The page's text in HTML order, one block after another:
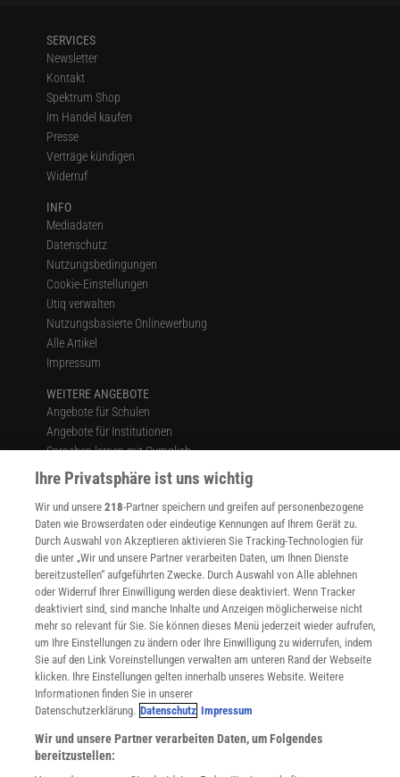
SERVICES
Newsletter
Kontakt
Spektrum Shop
Im Handel kaufen
Presse
Verträge kündigen
Widerruf
INFO
Mediadaten
Datenschutz
Nutzungsbedingungen
Cookie-Einstellungen
Utiq verwalten
Nutzungsbasierte Onlinewerbung
Alle Artikel
Impressum
WEITERE ANGEBOTE
Angebote für Schulen
Angebote für Institutionen
Sprachen lernen mit Gymglish
Lexika
Für Spektrum schreiben
Zugänglichkeitserklärung
WEBSEITEN
KielSCN
Wissenschaft in die Schulen
SciLogs
Uns finden Sie auch hier:
Ihre Privatsphäre ist uns wichtig
Wir und unsere218-Partner speichern und greifen auf personenbezogene
Daten wie Browserdaten oder eindeutige Kennungen auf Ihrem Gerät zu.
Durch Auswahl von Akzeptieren aktivieren Sie Tracking-Technologien für
die unter „Wir und unsere Partner verarbeiten Daten, um Ihnen Dienste
bereitzustellen“ aufgeführten Zwecke. Durch Auswahl von Alle ablehnen
oder Widerruf Ihrer Einwilligung werden diese deaktiviert. Wenn Tracker
deaktiviert sind, sind manche Inhalte und Anzeigen möglicherweise nicht
mehr so relevant für Sie. Sie können dieses Menü jederzeit wieder aufrufen,
um Ihre Einstellungen zu ändern oder Ihre Einwilligung zu widerrufen, indem
Sie auf den Link Voreinstellungen verwalten am unteren Rand der Webseite
klicken. Ihre Einstellungen gelten innerhalb unseres Website. Weitere
Informationen finden Sie in unserer
Datenschutzerklärung. Datenschutz Impressum
Wir und unsere Partner verarbeiten Daten, um Folgendes
bereitzustellen: